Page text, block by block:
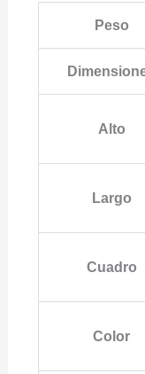
Peso
Alto
Largo
Cuadro
Color